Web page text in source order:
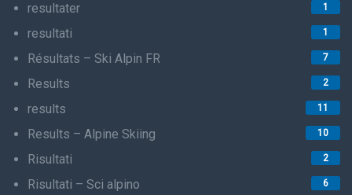
resultater 1
resultati 1
Résultats – Ski Alpin FR 7
Results 2
results 11
Results – Alpine Skiing 10
Risultati 2
Risultati – Sci alpino 6